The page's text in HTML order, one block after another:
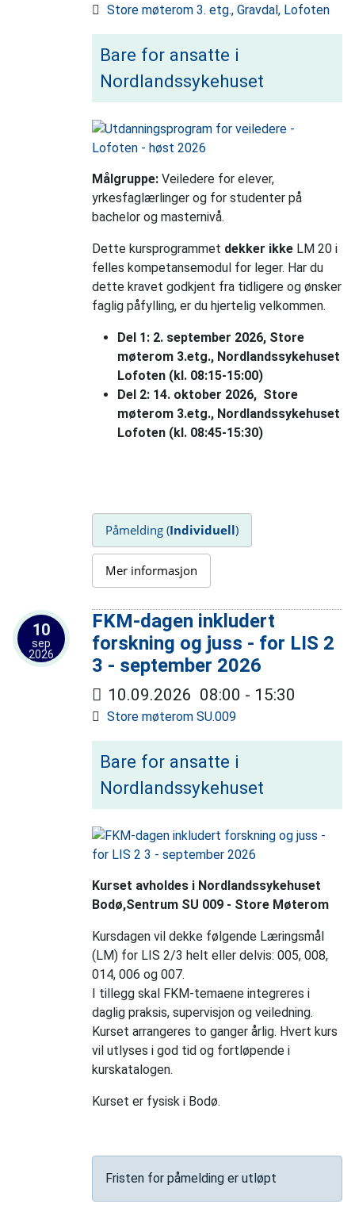
Store møterom 3. etg., Gravdal, Lofoten
Bare for ansatte i
Nordlandssykehuset
Målgruppe: Veiledere for elever,
yrkesfaglærlinger og for studenter på
bachelor og masternivå.
Dette kursprogrammet dekker ikke LM 20 i
felles kompetansemodul for leger. Har du
dette kravet godkjent fra tidligere og ønsker
faglig påfylling, er du hjertelig velkommen.
Del 1: 2. september 2026, Store
møterom 3.etg., Nordlandssykehuset
Lofoten (kl. 08:15-15:00)
Del 2: 14. oktober 2026, Store
møterom 3.etg., Nordlandssykehuset
Lofoten (kl. 08:45-15:30)
Påmelding (Individuell)
Mer informasjon
10
sep
2026
FKM-dagen inkludert
forskning og juss - for LIS 2
3 - september 2026
10.09.2026 08:00 - 15:30
Store møterom SU.009
Bare for ansatte i
Nordlandssykehuset
Kurset avholdes i Nordlandssykehuset
Bodø,Sentrum SU 009 - Store Møterom
Kursdagen vil dekke følgende Læringsmål
(LM) for LIS 2/3 helt eller delvis: 005, 008,
014, 006 og 007.
I tillegg skal FKM-temaene integreres i
daglig praksis, supervisjon og veiledning.
Kurset arrangeres to ganger årlig. Hvert kurs
vil utlyses i god tid og fortløpende i
kurskatalogen.
Kurset er fysisk i Bodø.
Fristen for påmelding er utløpt